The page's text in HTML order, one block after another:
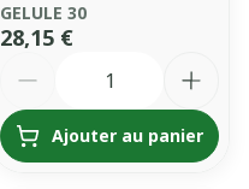
GELULE 30
28,15 €
Ajouter au panier